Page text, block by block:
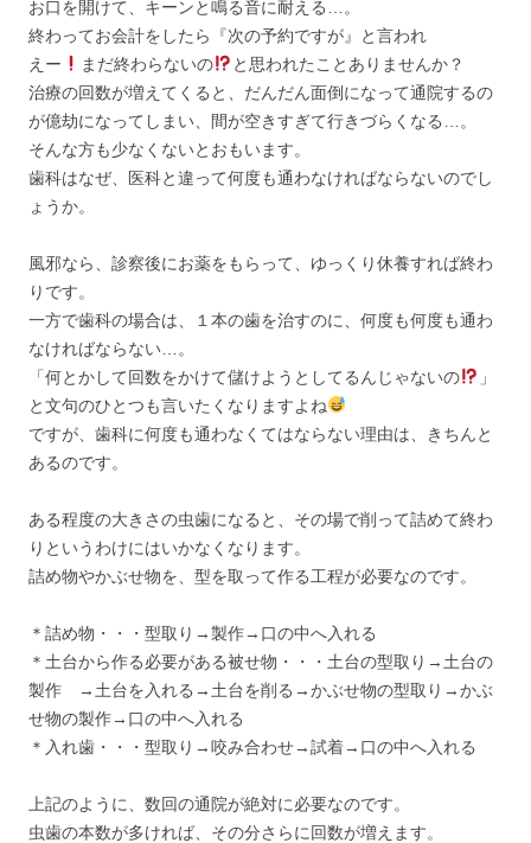
お口を開けて、キーンと鳴る音に耐える…。
終わってお会計をしたら『次の予約ですが』と言われ
えー
まだ終わらないの
と思われたことありませんか？
治療の回数が増えてくると、だんだん面倒になって通院するの
が億劫になってしまい、間が空きすぎて行きづらくなる…。
そんな方も少なくないとおもいます。
歯科はなぜ、医科と違って何度も通わなければならないのでし
ょうか。
風邪なら、診察後にお薬をもらって、ゆっくり休養すれば終わ
りです。
一方で歯科の場合は、１本の歯を治すのに、何度も何度も通わ
なければならない…。
「何とかして回数をかけて儲けようとしてるんじゃないの
」
と文句のひとつも言いたくなりますよね
ですが、歯科に何度も通わなくてはならない理由は、きちんと
あるのです。
ある程度の大きさの虫歯になると、その場で削って詰めて終わ
りというわけにはいかなくなります。
詰め物やかぶせ物を、型を取って作る工程が必要なのです。
＊詰め物・・・型取り→製作→口の中へ入れる
＊土台から作る必要がある被せ物・・・土台の型取り→土台の
製作 →土台を入れる→土台を削る→かぶせ物の型取り→かぶ
せ物の製作→口の中へ入れる
＊入れ歯・・・型取り→咬み合わせ→試着→口の中へ入れる
上記のように、数回の通院が絶対に必要なのです。
虫歯の本数が多ければ、その分さらに回数が増えます。